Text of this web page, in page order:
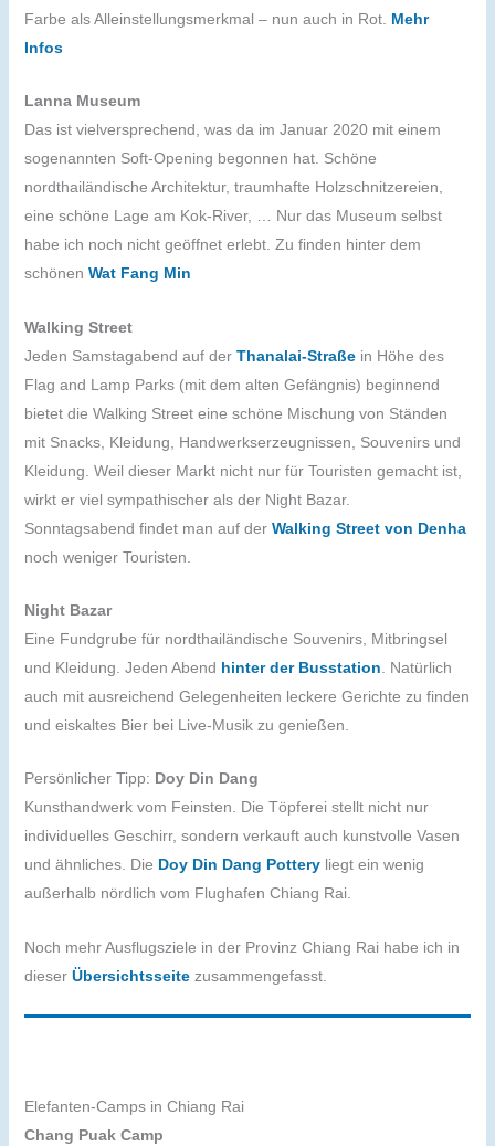
Farbe als Alleinstellungsmerkmal – nun auch in Rot. Mehr
Infos
Lanna Museum
Das ist vielversprechend, was da im Januar 2020 mit einem
sogenannten Soft-Opening begonnen hat. Schöne
nordthailändische Architektur, traumhafte Holzschnitzereien,
eine schöne Lage am Kok-River, … Nur das Museum selbst
habe ich noch nicht geöffnet erlebt. Zu finden hinter dem
schönen Wat Fang Min
Walking Street
Jeden Samstagabend auf der Thanalai-Straßein Höhe des
Flag and Lamp Parks (mit dem alten Gefängnis) beginnend
bietet die Walking Street eine schöne Mischung von Ständen
mit Snacks, Kleidung, Handwerkserzeugnissen, Souvenirs und
Kleidung. Weil dieser Markt nicht nur für Touristen gemacht ist,
wirkt er viel sympathischer als der Night Bazar.
Sonntagsabend findet man auf der Walking Street von Denha
noch weniger Touristen.
Night Bazar
Eine Fundgrube für nordthailändische Souvenirs, Mitbringsel
und Kleidung. Jeden Abend hinter der Busstation . Natürlich
auch mit ausreichend Gelegenheiten leckere Gerichte zu finden
und eiskaltes Bier bei Live-Musik zu genießen.
Persönlicher Tipp: Doy Din Dang
Kunsthandwerk vom Feinsten. Die Töpferei stellt nicht nur
individuelles Geschirr, sondern verkauft auch kunstvolle Vasen
und ähnliches. Die Doy Din Dang Potteryliegt ein wenig
außerhalb nördlich vom Flughafen Chiang Rai.
Noch mehr Ausflugsziele in der Provinz Chiang Rai habe ich in
dieser Übersichtsseite zusammengefasst.
Elefanten-Camps in Chiang Rai
Chang Puak Camp